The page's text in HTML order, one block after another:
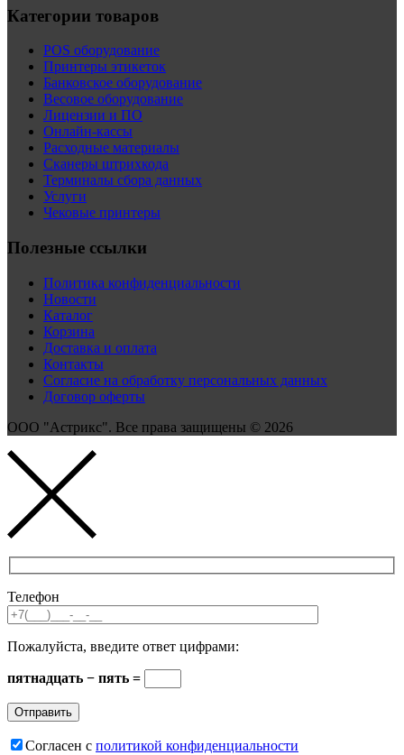
Категории товаров
POS оборудование
Принтеры этикеток
Банковское оборудование
Весовое оборудование
Лицензии и ПО
Онлайн-кассы
Расходные материалы
Сканеры штрихкода
Терминалы сбора данных
Услуги
Чековые принтеры
Полезные ссылки
Политика конфиденциальности
Новости
Каталог
Корзина
Доставка и оплата
Контакты
Согласие на обработку персональных данных
Договор оферты
ООО "Астрикс". Все права защищены © 2026
Телефон
Пожалуйста, введите ответ цифрами:
пятнадцать − пять =
Согласен с политикой конфиденциальности